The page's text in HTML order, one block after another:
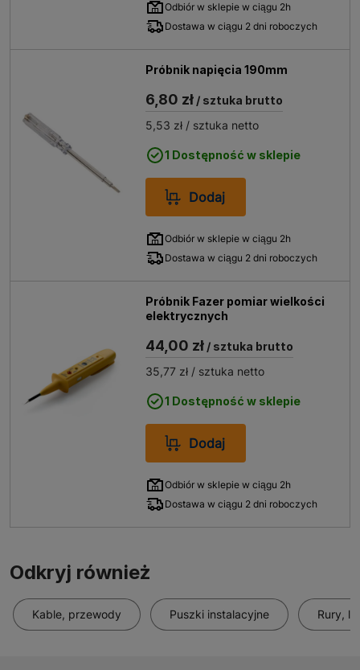
Odbiór w sklepie w ciągu 2h
Dostawa w ciągu 2 dni roboczych
Próbnik napięcia 190mm
6,80 zł / sztuka brutto
5,53 zł / sztuka netto
1 Dostępność w sklepie
Dodaj
Odbiór w sklepie w ciągu 2h
Dostawa w ciągu 2 dni roboczych
Próbnik Fazer pomiar wielkości
elektrycznych
44,00 zł / sztuka brutto
35,77 zł / sztuka netto
1 Dostępność w sklepie
Dodaj
Odbiór w sklepie w ciągu 2h
Dostawa w ciągu 2 dni roboczych
Odkryj również
Kable, przewody Puszki instalacyjne Rury,